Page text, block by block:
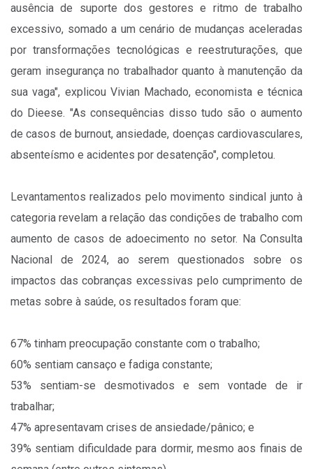
ausência de suporte dos gestores e ritmo de trabalho
excessivo, somado a um cenário de mudanças aceleradas
por transformações tecnológicas e reestruturações, que
geram insegurança no trabalhador quanto à manutenção da
sua vaga", explicou Vivian Machado, economista e técnica
do Dieese. "As consequências disso tudo são o aumento
de casos de burnout, ansiedade, doenças cardiovasculares,
absenteísmo e acidentes por desatenção", completou.
Levantamentos realizados pelo movimento sindical junto à
categoria revelam a relação das condições de trabalho com
aumento de casos de adoecimento no setor. Na Consulta
Nacional de 2024, ao serem questionados sobre os
impactos das cobranças excessivas pelo cumprimento de
metas sobre à saúde, os resultados foram que:
67% tinham preocupação constante com o trabalho;
60% sentiam cansaço e fadiga constante;
53% sentiam-se desmotivados e sem vontade de ir
trabalhar;
47% apresentavam crises de ansiedade/pânico; e
39% sentiam dificuldade para dormir, mesmo aos finais de